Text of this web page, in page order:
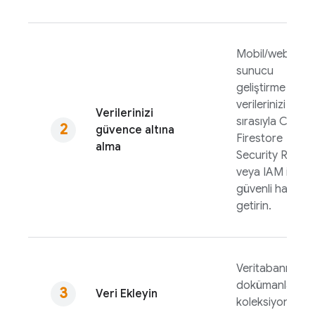
Verilerinizi
güvence altına
alma
Mobil/web ve
sunucu
geliştirme için
verilerinizi
sırasıyla Cloud
Firestore
Security Rules
veya IAM ile
güvenli hale
getirin.
Veri Ekleyin
Veritabanınızda
dokümanlar ve
koleksiyonlar